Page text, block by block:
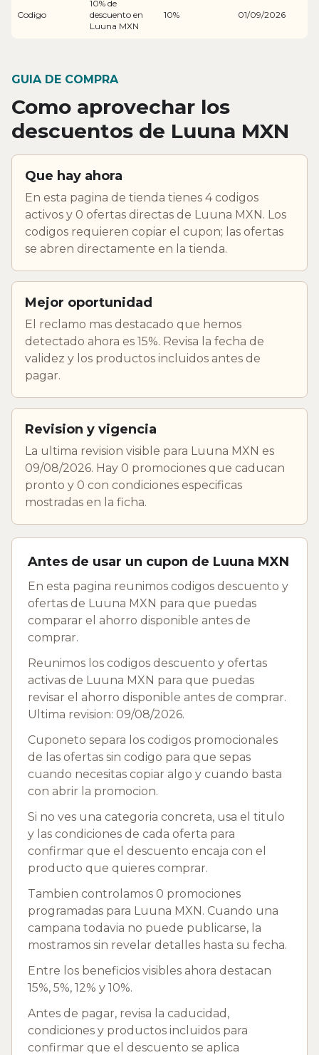
Codigo
10% de
descuento en
Luuna MXN
10% 01/09/2026
GUIA DE COMPRA
Como aprovechar los
descuentos de Luuna MXN
Que hay ahora
En esta pagina de tienda tienes 4 codigos
activos y 0 ofertas directas de Luuna MXN. Los
codigos requieren copiar el cupon; las ofertas
se abren directamente en la tienda.
Mejor oportunidad
El reclamo mas destacado que hemos
detectado ahora es 15%. Revisa la fecha de
validez y los productos incluidos antes de
pagar.
Revision y vigencia
La ultima revision visible para Luuna MXN es
09/08/2026. Hay 0 promociones que caducan
pronto y 0 con condiciones especificas
mostradas en la ficha.
Antes de usar un cupon de Luuna MXN
En esta pagina reunimos codigos descuento y
ofertas de Luuna MXN para que puedas
comparar el ahorro disponible antes de
comprar.
Reunimos los codigos descuento y ofertas
activas de Luuna MXN para que puedas
revisar el ahorro disponible antes de comprar.
Ultima revision: 09/08/2026.
Cuponeto separa los codigos promocionales
de las ofertas sin codigo para que sepas
cuando necesitas copiar algo y cuando basta
con abrir la promocion.
Si no ves una categoria concreta, usa el titulo
y las condiciones de cada oferta para
confirmar que el descuento encaja con el
producto que quieres comprar.
Tambien controlamos 0 promociones
programadas para Luuna MXN. Cuando una
campana todavia no puede publicarse, la
mostramos sin revelar detalles hasta su fecha.
Entre los beneficios visibles ahora destacan
15%, 5%, 12% y 10%.
Antes de pagar, revisa la caducidad,
condiciones y productos incluidos para
confirmar que el descuento se aplica